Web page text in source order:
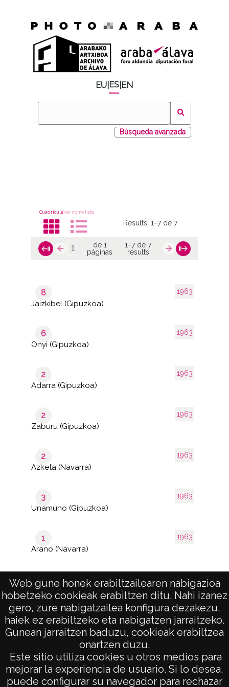
Web gune honek erabiltzailearen nabigazioa
hobetzeko cookieak erabiltzen ditu. Nahi izanez
gero, zure nabigatzailea konfigura dezakezu,
haiek ez erabiltzeko eta nabigatzen jarraitzeko.
Gunean jarraitzen baduzu, cookieak erabiltzea
onartzen duzu.
Este sitio utiliza cookies u otros medios para
mejorar la experiencia de usuario. Si lo desea,
puede configurar su navegador para rechazar
EU ES EN
Búsqueda avanzada
CuadrículaVer como lista
Results: 1–7 de 7
de 1
páginas
1–7 de 7
results
1963
8
Jaizkibel (Gipuzkoa)
1963
6
Onyi (Gipuzkoa)
1963
2
Adarra (Gipuzkoa)
1963
2
Zaburu (Gipuzkoa)
1963
2
Azketa (Navarra)
1963
3
Unamuno (Gipuzkoa)
1963
1
Arano (Navarra)
de 1
páginas
1–7 de
results
AVISO LEGAL
POLÍTICA DE PRIVACIDAD
ACCESIBILIDAD